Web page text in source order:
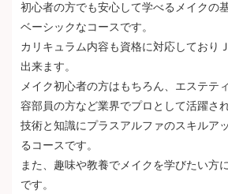
初心者の方でも安心して学べるメイクの
ベーシックなコースです。
カリキュラム内容も資格に対応しており
出来ます。
メイク初心者の方はもちろん、エステテ
容部員の方など業界でプロとして活躍さ
技術と知識にプラスアルファのスキルア
るコースです。
また、趣味や教養でメイクを学びたい方
です。